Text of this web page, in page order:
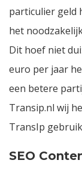
particulier geld
het
Dit hoef niet
euro per jaar
een betere
Transip.nl wij
TransIp
SEO